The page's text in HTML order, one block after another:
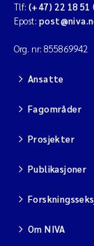
Tlf: (+47) 22 18 51
Epost:
Org. nr: 855869942
Ansatte
Fagområder
Prosjekter
Publikasjoner
Om NIVA